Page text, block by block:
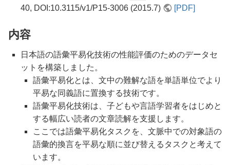
40, DOI:10.3115/v1/P15-3006 (2015.7)
[PDF]
内容
日本語の語彙平易化技術の性能評価のためのデータセ
ットを構築しました。
語彙平易化とは、文中の難解な語を単語単位でより
平易な同義語に置換する技術です。
語彙平易化技術は、子どもや言語学習者をはじめと
する幅広い読者の文章読解を支援します。
ここでは語彙平易化タスクを、文脈中での対象語の
語彙的換言を平易な順に並び替えるタスクと考えて
います。